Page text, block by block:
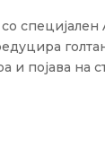
специјален
и појава на